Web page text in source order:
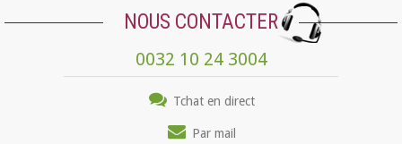
NOUS CONTACTER
0032 10 24 3004
Tchat en direct
Par mail